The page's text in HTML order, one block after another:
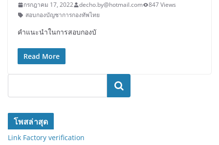
กรกฎาคม 17, 2022 decho.by@hotmail.com
847 Views
สอบกองบัญชาการกองทัพไทย
คำแนะนำในการสอบกองบั
Read More
ค้นหา
โพสล่าสุด
Link Factory verification